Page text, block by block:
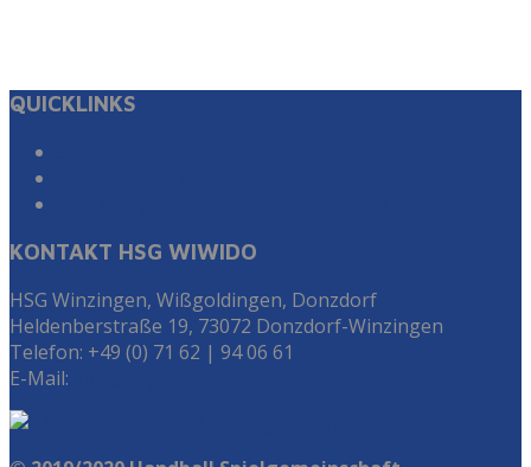
QUICKLINKS
KONTAKT HSG WIWIDO
HSG Winzingen, Wißgoldingen, Donzdorf
Heldenberstraße 19, 73072 Donzdorf-Winzingen
Telefon: +49 (0) 71 62 | 94 06 61
E-Mail: